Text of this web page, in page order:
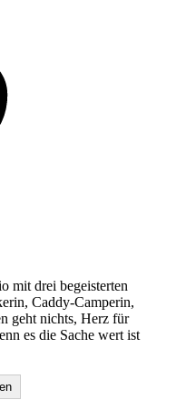
mit drei begeisterten
Caddy-Camperin,
geht nichts, Herz für
es die Sache wert ist